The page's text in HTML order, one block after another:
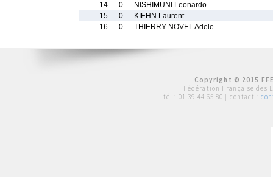
14
0
NISHIMUNI Leonardo
15
0
KIEHN Laurent
16
0 THIERRY-NOVEL Adele
Copyright © 2015
Fédération Française des
tél : 01 39 44 65 80 | contact :